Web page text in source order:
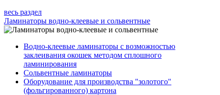
весь раздел
Ламинаторы водно-клеевые и сольвентные
Водно-клеевые ламинаторы с возможностью
заклеивания окошек методом сплошного
ламинирования
Сольвентные ламинаторы
Оборудование для производства "золотого"
(фольгированного) картона